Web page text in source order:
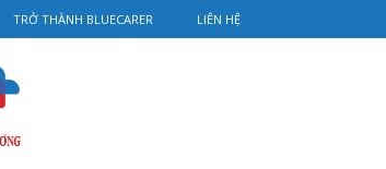
TRỞ THÀNH BLUECARER LIÊN HỆ